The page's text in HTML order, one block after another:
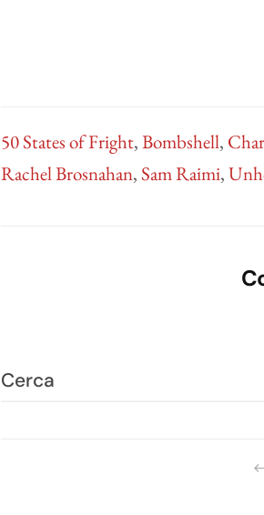
50 States of Fright,Bombshell,
Rachel Brosnahan,Sam Raimi,